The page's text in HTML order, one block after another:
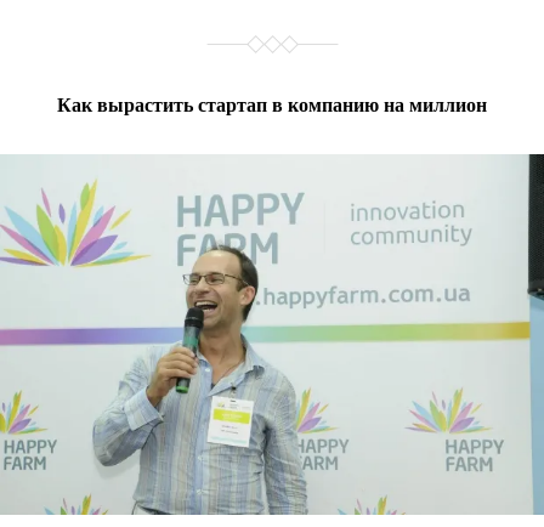
Как вырастить стартап в компанию на миллион